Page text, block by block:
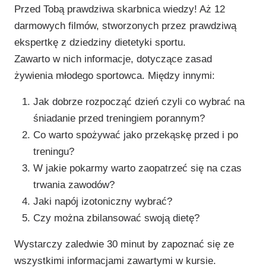
Przed Tobą prawdziwa skarbnica wiedzy! Aż 12
darmowych filmów, stworzonych przez prawdziwą
ekspertkę z dziedziny dietetyki sportu.
Zawarto w nich informacje, dotyczące zasad
żywienia młodego sportowca. Między innymi:
Jak dobrze rozpocząć dzień czyli co wybrać na
śniadanie przed treningiem porannym?
Co warto spożywać jako przekąskę przed i po
treningu?
W jakie pokarmy warto zaopatrzeć się na czas
trwania zawodów?
Jaki napój izotoniczny wybrać?
Czy można zbilansować swoją dietę?
Wystarczy zaledwie 30 minut by zapoznać się ze
wszystkimi informacjami zawartymi w kursie.